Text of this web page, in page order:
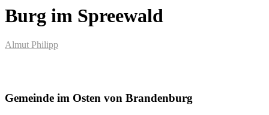
Burg im Spreewald
Almut Philipp
Gemeinde im Osten von Brandenburg